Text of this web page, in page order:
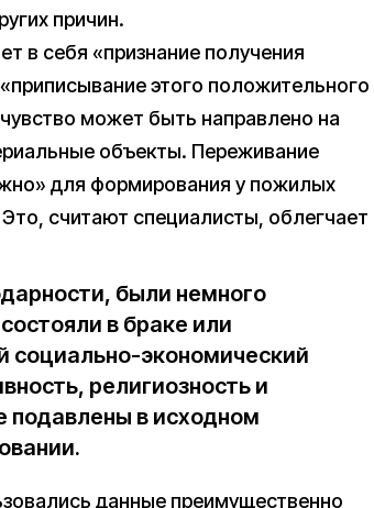
причин.
в себя «признание получения
этого положительного
может быть направлено на
объекты. Переживание
для формирования у пожилых
считают специалисты, облегчает
были немного
в браке или
социально-экономический
религиозность и
подавлены в исходном
данные преимущественно